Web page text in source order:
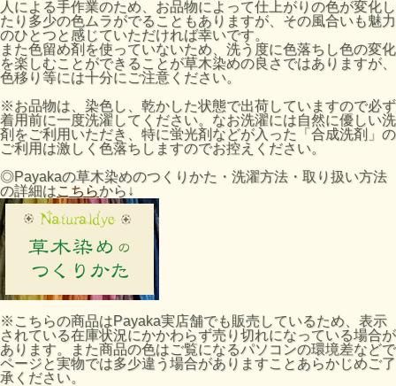
人による手作業のため、お品物によって仕上がりの色が変化し
たり多少の色ムラがでることもありますが、その風合いも魅力
のひとつと感じていただければ幸いです。
また色留め剤を使っていないため、洗う度に色落ちし色の変化
を楽しむことができることが草木染めの良さではありますが、
色移り等には十分にご注意ください。
※お品物は、染色し、乾かした状態で出荷していますので必ず
着用前に一度洗濯してください。なお洗濯には自然に優しい洗
剤をご利用いただき、特に蛍光剤などが入った「合成洗剤」の
ご利用は激しく色落ちしますのでお控えください。
◎Payakaの草木染めのつくりかた・洗濯方法・取り扱い方法
の詳細はこちらから↓
※こちらの商品はPayaka実店舗でも販売しているため、表示
されている在庫状況にかかわらず売り切れになっている場合が
あります。また商品の色はご覧になるパソコンの環境差などで
ページと実物では多少違う場合がありますことあらかじめご了
承ください。